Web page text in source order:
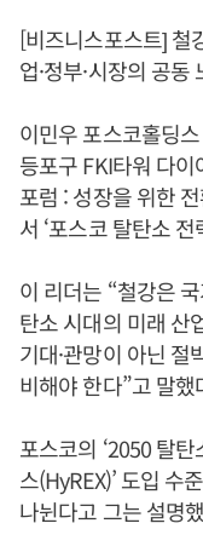
[비즈니스포스트] 철
업·정부·시장의 공
이민우 포스코홀딩
등포구 FKI타워 다
포럼 : 성장을 위한
서 ‘포스코 탈탄소
이 리더는 “철강은
탄소 시대의 미래 산
기대·관망이 아닌
비해야 한다”고 말했
포스코의 ‘2050 탈
스(HyREX)’ 도입
나뉜다고 그는 설